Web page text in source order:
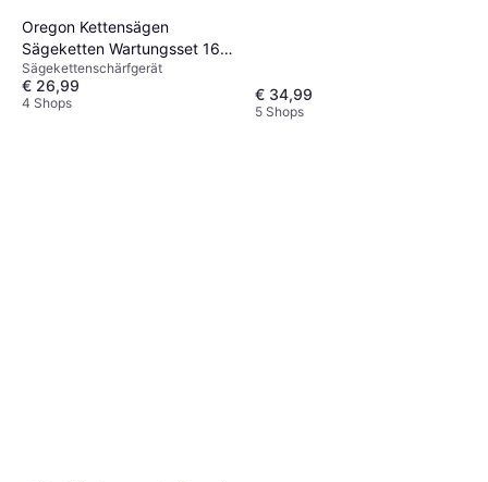
Oregon Kettensägen
Sägeketten Wartungsset 16-
teilig
Sägekettenschärfgerät
€ 26,99
4 Shops € 34,99
5 Shops